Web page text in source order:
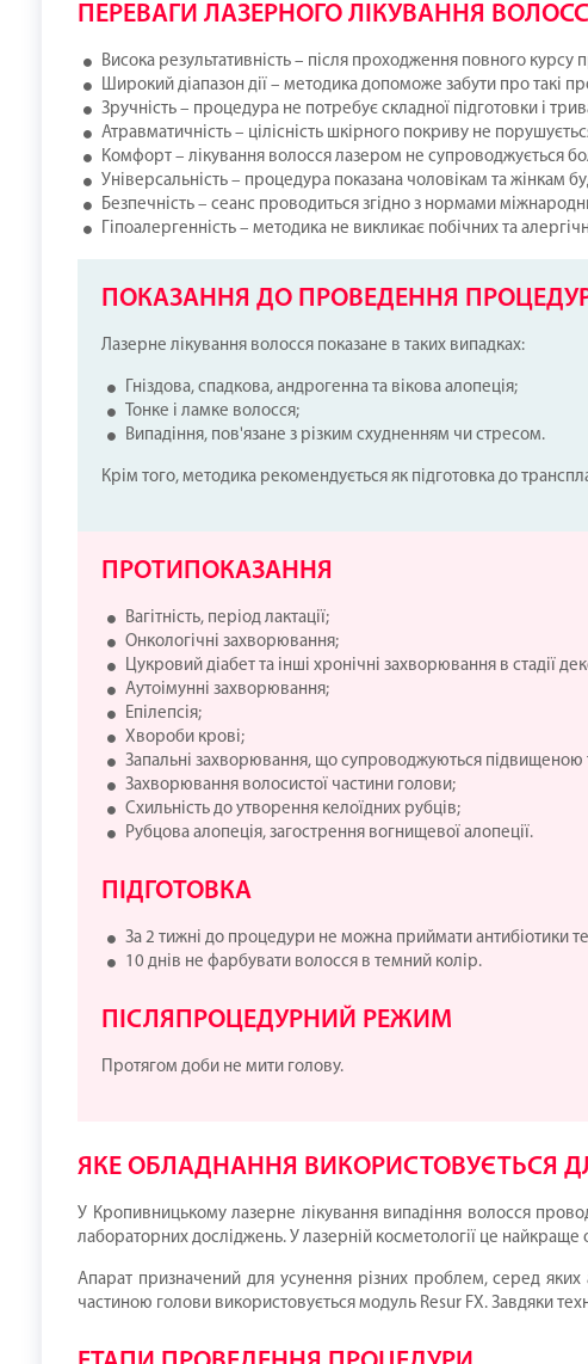
ПЕРЕВАГИ ЛАЗЕРНОГО ЛІКУВАННЯ
Висока результативність – після проходження повного курсу
Широкий діапазон дії – методика допоможе забути про такі
Зручність – процедура не потребує складної підготовки і
Атравматичність – цілісність шкірного покриву не
Комфорт – лікування волосся лазером не супроводжується
Універсальність – процедура показана чоловікам та жінкам
Безпечність – сеанс проводиться згідно з нормами
Гіпоалергенність – методика не викликає побічних та
ПОКАЗАННЯ ДО ПРОВЕДЕННЯ
Лазерне лікування волосся показане в таких випадках:
Гніздова, спадкова, андрогенна та вікова алопеція;
Тонке і ламке волосся;
Випадіння, пов'язане з різким схудненням чи стресом.
Крім того, методика рекомендується як підготовка до
ПРОТИПОКАЗАННЯ
Вагітність, період лактації;
Онкологічні захворювання;
Цукровий діабет та інші хронічні захворювання в стадії
Аутоімунні захворювання;
Епілепсія;
Хвороби крові;
Запальні захворювання, що супроводжуються підвищеною
Захворювання волосистої частини голови;
Схильність до утворення келоїдних рубців;
Рубцова алопеція, загострення вогнищевої алопеції.
ПІДГОТОВКА
За 2 тижні до процедури не можна приймати антибіотики
10 днів не фарбувати волосся в темний колір.
ПІСЛЯПРОЦЕДУРНИЙ РЕЖИМ
Протягом доби не мити голову.
ЯКЕ ОБЛАДНАННЯ ВИКОРИСТОВУЄТЬСЯ
У Кропивницькому лазерне лікування випадіння волосся
лабораторних досліджень. У лазерній косметології це
Апарат призначений для усунення різних проблем, серед яких
частиною голови використовується модуль Resur FX. Завдяки